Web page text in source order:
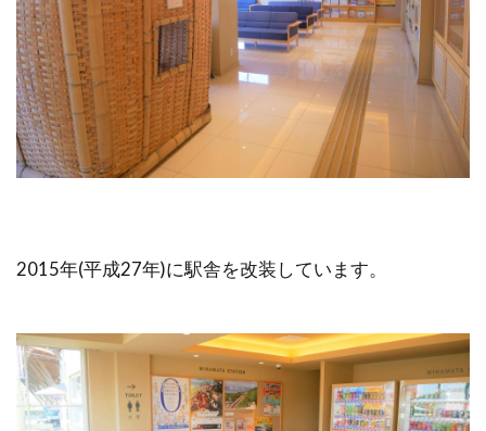
2015年(平成27年)に駅舎を改装しています。